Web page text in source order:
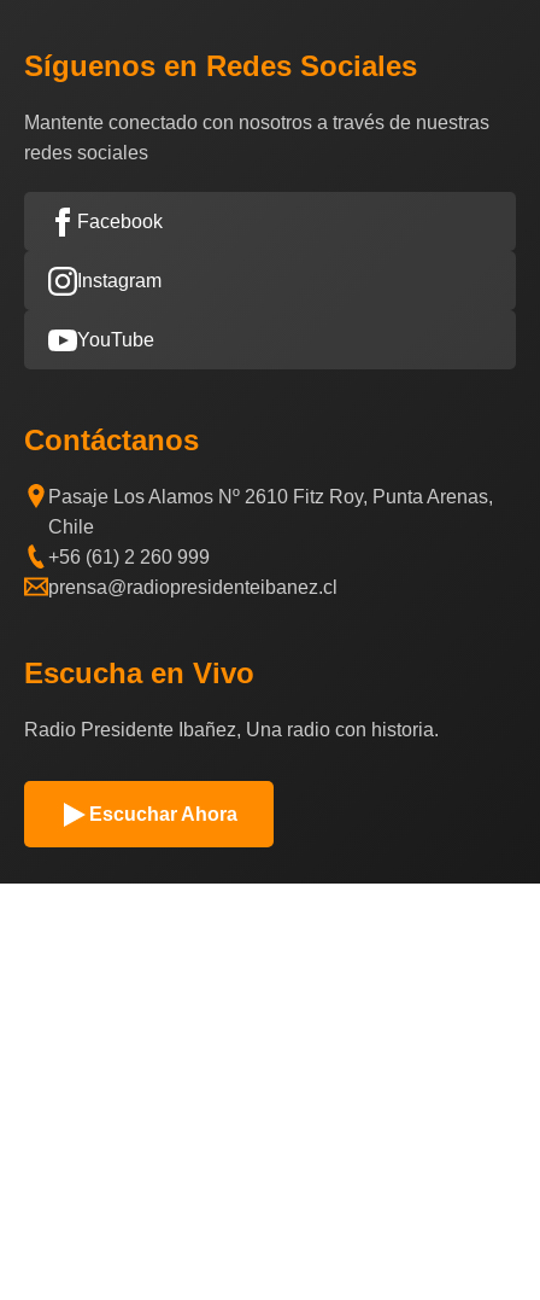
Síguenos en Redes Sociales
Mantente conectado con nosotros a través de nuestras
redes sociales
Facebook
Instagram
YouTube
Contáctanos
Pasaje Los Alamos Nº 2610 Fitz Roy, Punta Arenas,
Chile
+56 (61) 2 260 999
prensa@radiopresidenteibanez.cl
Escucha en Vivo
Radio Presidente Ibañez, Una radio con historia.
Escuchar Ahora